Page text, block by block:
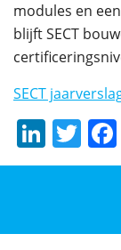
modules en
blijft SECT
SECT